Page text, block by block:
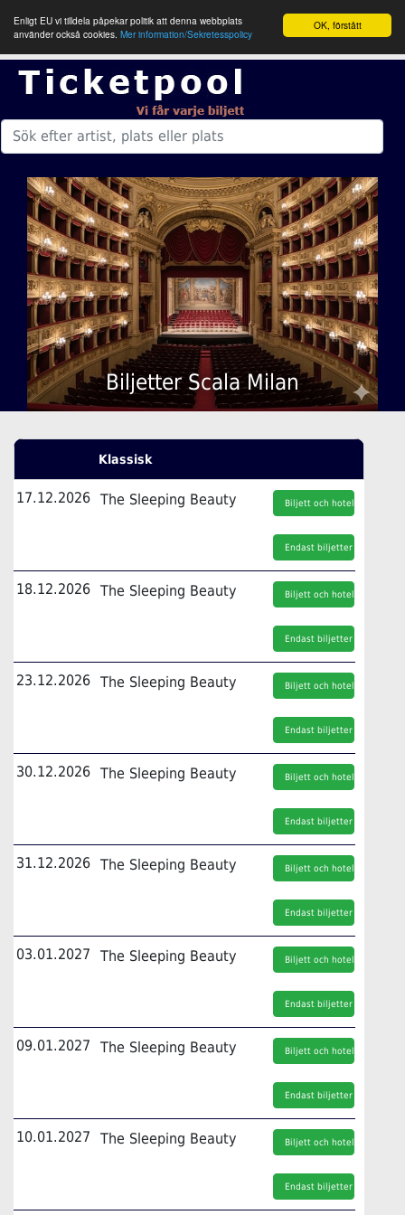
OK, förstått
Enligt EU vi tilldela påpekar politik att denna webbplats
använder också cookies. Mer information/Sekretesspolicy
Biljetter Scala Milan
Klassisk
17.12.2026 The Sleeping Beauty Biljett och hotell
Endast biljetter
18.12.2026 The Sleeping Beauty Biljett och hotell
Endast biljetter
23.12.2026 The Sleeping Beauty Biljett och hotell
Endast biljetter
30.12.2026 The Sleeping Beauty Biljett och hotell
Endast biljetter
31.12.2026 The Sleeping Beauty Biljett och hotell
Endast biljetter
03.01.2027 The Sleeping Beauty Biljett och hotell
Endast biljetter
09.01.2027 The Sleeping Beauty Biljett och hotell
Endast biljetter
10.01.2027 The Sleeping Beauty Biljett och hotell
Endast biljetter